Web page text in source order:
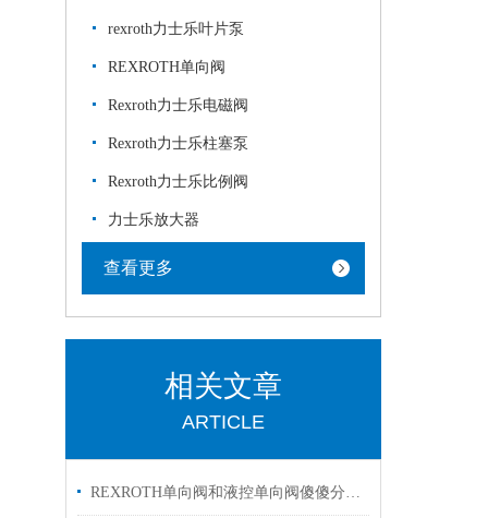
rexroth力士乐叶片泵
REXROTH单向阀
Rexroth力士乐电磁阀
Rexroth力士乐柱塞泵
Rexroth力士乐比例阀
力士乐放大器
查看更多
相关文章
ARTICLE
REXROTH单向阀和液控单向阀傻傻分不清楚？看完你就明白了！